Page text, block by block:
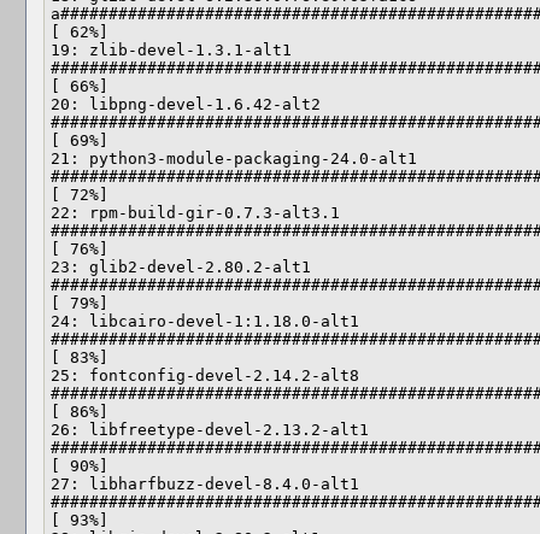
[ 62%]
19: zlib-devel-1.3.1-alt1
[ 66%]
20: libpng-devel-1.6.42-alt2
[ 69%]
21: python3-module-packaging-24.0-alt1
[ 72%]
22: rpm-build-gir-0.7.3-alt3.1
[ 76%]
23: glib2-devel-2.80.2-alt1
[ 79%]
24: libcairo-devel-1:1.18.0-alt1
[ 83%]
25: fontconfig-devel-2.14.2-alt8
[ 86%]
26: libfreetype-devel-2.13.2-alt1
[ 90%]
27: libharfbuzz-devel-8.4.0-alt1
[ 93%]